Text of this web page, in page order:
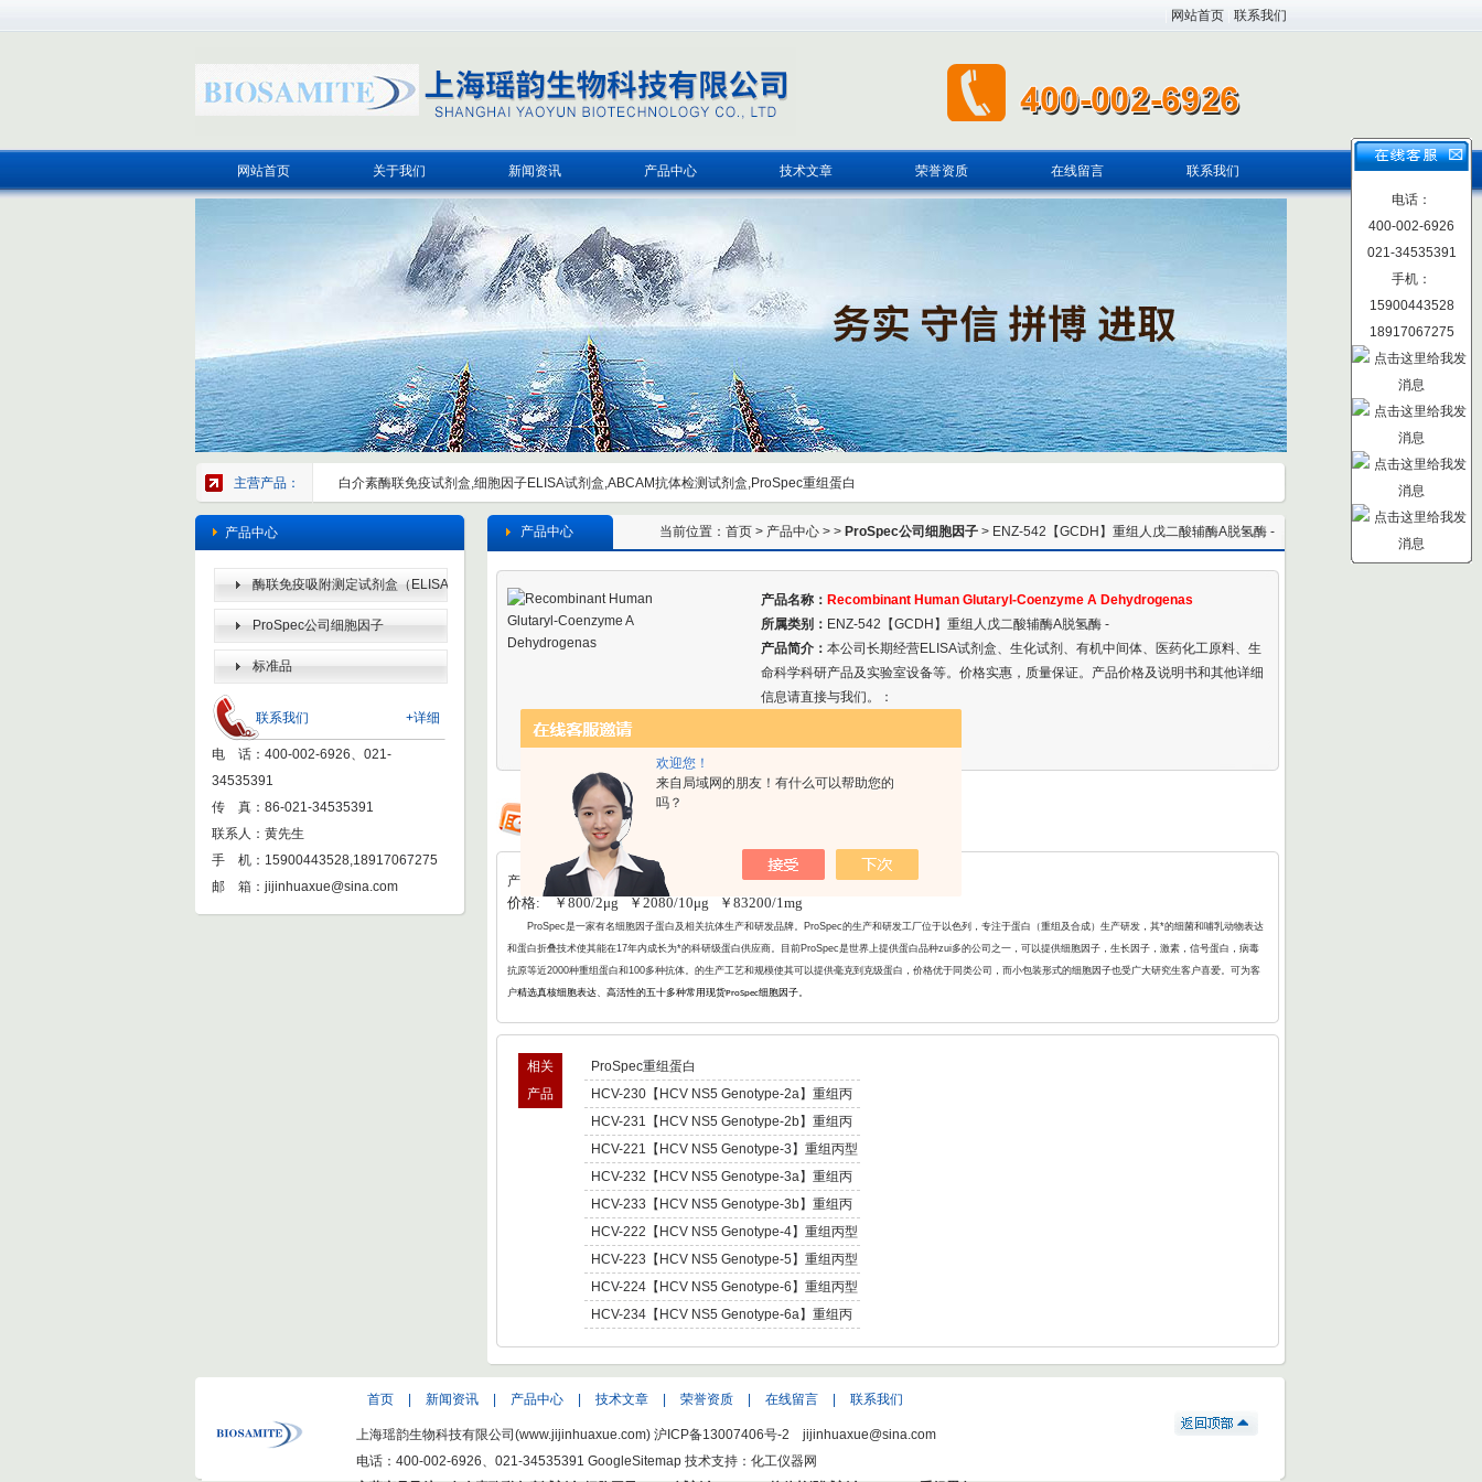
欢迎您！
来自局域网的朋友！有什么可以帮助您的
吗？
网站首页 联系我们
网站首页 关于我们 新闻资讯 产品中心 技术文章 荣誉资质 在线留言 联系我们
主营产品： 白介素酶联免疫试剂盒,细胞因子ELISA试剂盒,ABCAM抗体检测试剂盒,ProSpec重组蛋白
产品中心
酶联免疫吸附测定试剂盒（ELISA
KIT） ProSpec公司细胞因子
标准品
+详细
联系我们
电 话：400-002-6926、021-
34535391
传 真：86-021-34535391
联系人：黄先生
手 机：15900443528,18917067275
邮 箱： jijinhuaxue@sina.com
当前位置： 首页 > 产品中心 > > ProSpec公司细胞因子 > ENZ-542【GCDH】重组人戊二酸辅酶A脱氢酶 -
产品中心
产品名称： Recombinant Human Glutaryl-Coenzyme A Dehydrogenas
所属类别： ENZ-542【GCDH】重组人戊二酸辅酶A脱氢酶 -
产品简介： 本公司长期经营ELISA试剂盒、生化试剂、有机中间体、医药化工原料、生
命科学科研产品及实验室设备等。价格实惠，质量保证。产品价格及说明书和其他详细
信息请直接与我们。：
产品详情
价格: ￥800/2μg ￥2080/10μg ￥83200/1mg
ProSpec是一家有名细胞因子蛋白及相关抗体生产和研发品牌。ProSpec的生产和研发工厂位于以色列，专注于蛋白（重组及合成）生产研发，其*的细菌和哺乳动物表达
和蛋白折叠技术使其能在17年内成长为*的科研级蛋白供应商。目前ProSpec是世界上提供蛋白品种zui多的公司之一，可以提供细胞因子，生长因子，激素，信号蛋白，病毒
抗原等近2000种重组蛋白和100多种抗体。的生产工艺和规模使其可以提供毫克到克级蛋白，价格优于同类公司，而小包装形式的细胞因子也受广大研究生客户喜爱。可为客
户精选真核细胞表达、高活性的五十多种常用现货ProSpec细胞因子。
相关
产品
ProSpec重组蛋白
HCV-230【HCV NS5 Genotype-2a】重组丙
型肝炎病毒NS5,基因型2a -Recombinant
Hepatitis C Virus NS5 enotype-2a
HCV-231【HCV NS5 Genotype-2b】重组丙
型肝炎病毒NS5,基因型2b -Recombinant
Hepatitis C Virus NS5 enotype-2b
HCV-221【HCV NS5 Genotype-3】重组丙型
肝炎病毒NS5,基因型3 -Recombinant Hepatitis
C Virus NS5 enotype-3
HCV-232【HCV NS5 Genotype-3a】重组丙
型肝炎病毒NS5,基因型3a -Recombinant
Hepatitis C Virus NS5 enotype-3a
HCV-233【HCV NS5 Genotype-3b】重组丙
型肝炎病毒NS5,基因型3b -Recombinant
Hepatitis C Virus NS5 enotype-3b
HCV-222【HCV NS5 Genotype-4】重组丙型
肝炎病毒NS5,基因型4 -Recombinant Hepatitis
C Virus NS5 enotype-4
HCV-223【HCV NS5 Genotype-5】重组丙型
肝炎病毒NS5,基因型5 -Recombinant Hepatitis
C Virus NS5 enotype-5
HCV-224【HCV NS5 Genotype-6】重组丙型
肝炎病毒NS5,基因型6 -Recombinant Hepatitis
HCV-234【HCV NS5 Genotype-6a】重组丙
Hepatitis C Virus NS5 enotype-6a
首页 新闻资讯 产品中心 技术文章 荣誉资质 在线留言 联系我们
上海瑶韵生物科技有限公司(www.jijinhuaxue.com) 沪ICP备13007406号-2
jijinhuaxue@sina.com
电话：400-002-6926、021-34535391 GoogleSitemap 技术支持：化工仪器网
电话：
400-002-6926
021-34535391
手机：
15900443528
18917067275